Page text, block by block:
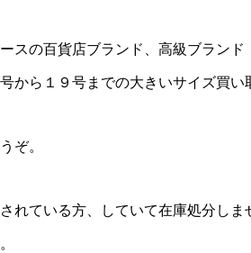
ースの百貨店ブランド、高級ブラ
ら１９号までの大きいサイズ買い
ぞ。
ている方、していて在庫処分しま